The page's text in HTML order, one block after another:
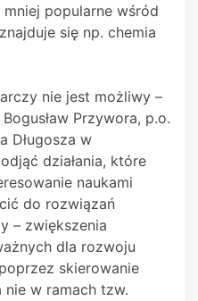
popularne wśród
się np. chemia
nie jest możliwy –
Przywora, p.o.
Długosza w
działania, które
naukami
do rozwiązań
– zwiększenia
dla rozwoju
skierowanie
w ramach tzw.